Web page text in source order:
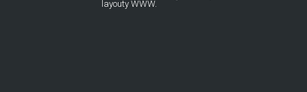
layouty WWW.